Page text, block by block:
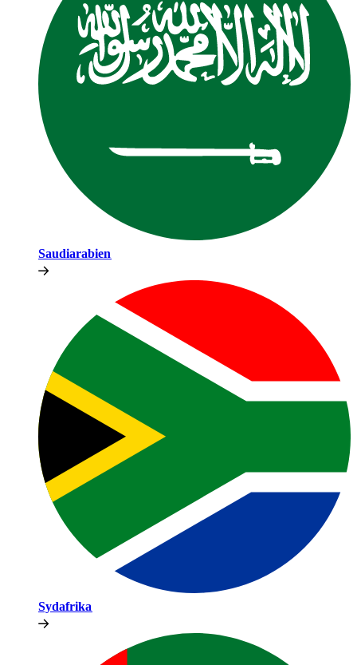
Saudiarabien​​
Sydafrika​​